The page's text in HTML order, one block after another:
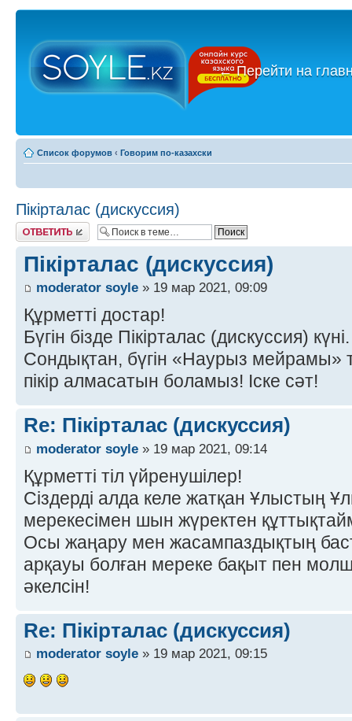
←Перейти на
Список форумов ‹ Говорим по-казахски
Пікірталас (дискуссия)
Ответить
Пікірталас (дискуссия)
moderator soyle » 19 мар 2021, 09:09
Құрметті достар!
Бүгін бізде Пікірталас (дискуссия) күні.
Сондықтан, бүгін «Наурыз мейрамы»
пікір алмасатын боламыз! Іске сәт!
Re: Пікірталас (дискуссия)
moderator soyle » 19 мар 2021, 09:14
Құрметті тіл үйренушілер!
Сіздерді алда келе жатқан Ұлыстың
мерекесімен шын жүректен
Осы жаңару мен жасампаздықтың
арқауы болған мереке бақыт пен
әкелсін!
Re: Пікірталас (дискуссия)
moderator soyle » 19 мар 2021, 09:15